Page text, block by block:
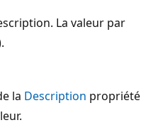
La valeur par
la Description propriété